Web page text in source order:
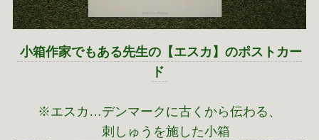
小箱作家でもある先生の【エスカ】のポストカー
ド
※エスカ…デンマークに古くから伝わる、
刺しゅうを施した小箱